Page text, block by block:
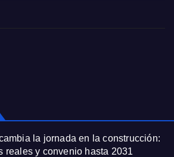
la jornada en la construcción:
reales y convenio hasta 2031